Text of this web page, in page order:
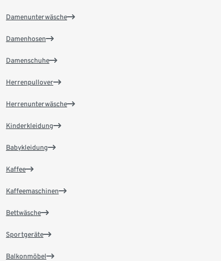
Damenunterwäsche
Damenhosen
Damenschuhe
Herrenpullover
Herrenunterwäsche
Kinderkleidung
Babykleidung
Kaffee
Kaffeemaschinen
Bettwäsche
Sportgeräte
Balkonmöbel